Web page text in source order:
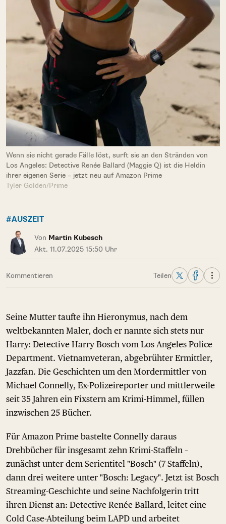
Wenn sie nicht gerade Fälle löst, surft sie an den Stränden von
Los Angeles: Detective Renée Ballard (Maggie Q) ist die Heldin
ihrer eigenen Serie – jetzt neu auf Amazon Prime
Tyler Golden/Prime
#AUSZEIT
Von Martin Kubesch
Akt. 11.07.2025 15:50 Uhr
Kommentieren Teilen
Seine Mutter taufte ihn Hieronymus, nach dem
weltbekannten Maler, doch er nannte sich stets nur
Harry: Detective Harry Bosch vom Los Angeles Police
Department. Vietnamveteran, abgebrühter Ermittler,
Jazzfan. Die Geschichten um den Mordermittler von
Michael Connelly, Ex-Polizeireporter und mittlerweile
seit 35 Jahren ein Fixstern am Krimi-Himmel, füllen
inzwischen 25 Bücher.
Für Amazon Prime bastelte Connelly daraus
Drehbücher für insgesamt zehn Krimi-Staffeln –
zunächst unter dem Serientitel "Bosch" (7 Staffeln),
dann drei weitere unter "Bosch: Legacy". Jetzt ist Bosch
Streaming-Geschichte und seine Nachfolgerin tritt
ihren Dienst an: Detective Renée Ballard, leitet eine
Cold Case-Abteilung beim LAPD und arbeitet